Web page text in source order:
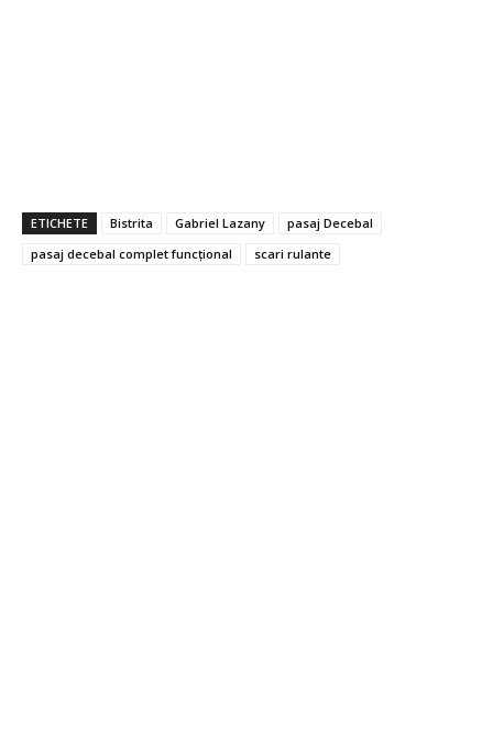
ETICHETE Bistrita Gabriel Lazany
pasaj Decebal
pasaj decebal complet funcțional
scari rulante